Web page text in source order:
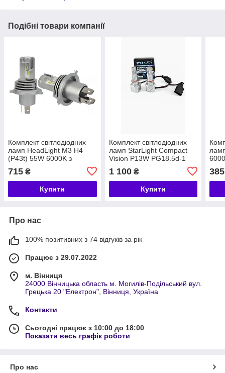
Подібні товари компанії
Комплект світлодіодних
ламп HeadLight M3 H4
(P43t) 55W 6000K з
активним охолодженням
12/24V
715 ₴
Купити
Комплект світлодіодних
ламп StarLight Compact
Vision P13W PG18.5d-1
6000K 12/24 V (пасивне
охолодження)
1 100₴
Купити
385
Про нас
100% позитивних з 74 відгуків за рік
Працює з 29.07.2022
м. Вінниця
24000 Вінницька область м. Могилів-Подільський вул.
Грецька 20 "Електрон", Вінниця, Україна
Контакти
Сьогодні працює з 10:00 до 18:00
Показати весь графік роботи
Про нас